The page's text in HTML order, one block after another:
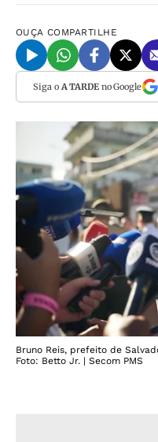
OUÇA COMPARTILHE
Siga o A TARDEno Google
Bruno Reis, prefeito de
Foto: Betto Jr. | Secom PMS